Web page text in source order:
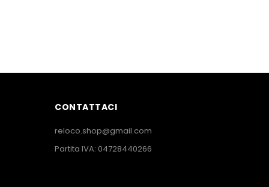
CONTATTACI
reloco.shop@gmail.com
Partita IVA: 04728440266